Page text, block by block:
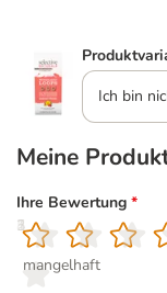
Ich bin
Meine
Ihre Bewertung *
1
mangelhaft
2
3
4
5